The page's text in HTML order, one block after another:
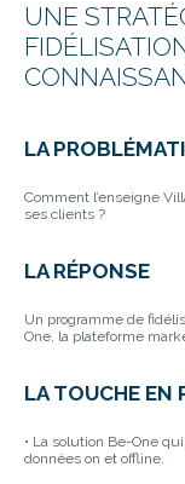
UNE
LA
Comment l’enseigne
ses clients ?
LA RÉPONSE
Un programme de
One, la plateforme
LA TOUCHE EN
• La solution Be-One
données on et offline.